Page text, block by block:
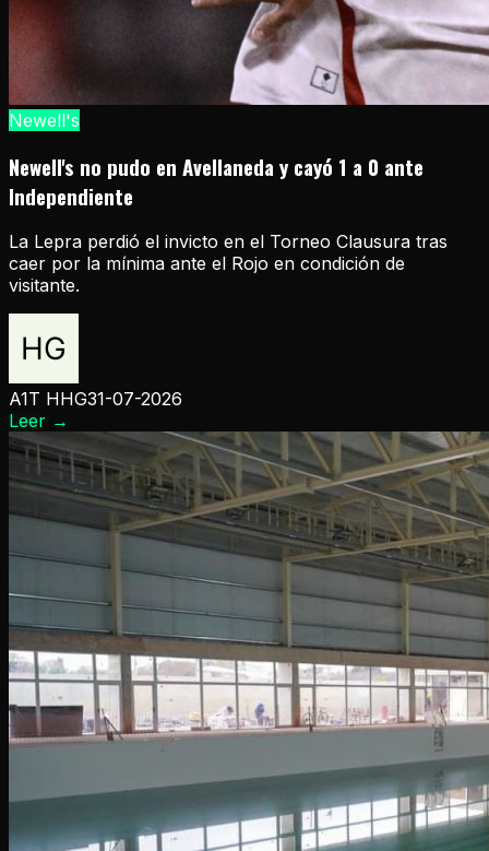
Newell's
Newell's no pudo en Avellaneda y cayó 1 a 0 ante
Independiente
La Lepra perdió el invicto en el Torneo Clausura tras
caer por la mínima ante el Rojo en condición de
visitante.
A1T HHG31-07-2026
Leer →